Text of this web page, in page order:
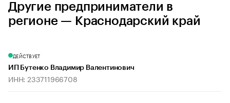
Другие предприниматели в
регионе — Краснодарский край
ДЕЙСТВУЕТ
ИП Бутенко Владимир Валентинович
ИНН: 233711966708